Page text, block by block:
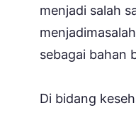
menjadi salah
sebagai bahan
Di bidang